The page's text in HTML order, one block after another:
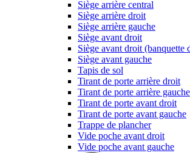
Siège arrière central
Siège arrière droit
Siège arrière gauche
Siège avant droit
Siège avant droit (banquette
Siège avant gauche
Tapis de sol
Tirant de porte arrière droit
Tirant de porte arrière gauche
Tirant de porte avant droit
Tirant de porte avant gauche
Trappe de plancher
Vide poche avant droit
Vide poche avant gauche